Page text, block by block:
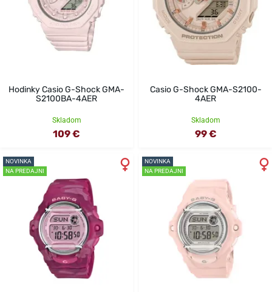
Hodinky Casio G-Shock GMA-
S2100BA-4AER
Skladom
109 €
Casio G-Shock GMA-S2100-
4AER
Skladom
99 €
NOVINKA
NA PREDAJNI
NOVINKA
NA PREDAJNI